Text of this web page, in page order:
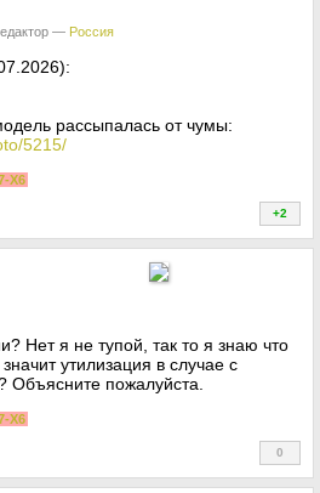
— Россия
рассыпалась от чумы:
5215/
X6
+2
+2
Нет я не тупой, так то я знаю что
утилизация в случае с
пожалуйста.
X6
0
+0